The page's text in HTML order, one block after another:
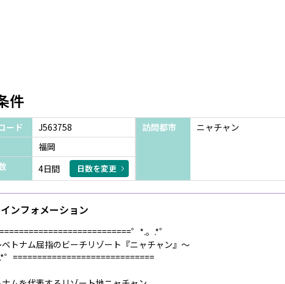
件
ード
J563758
福岡
4日間 日数を変更
訪問都市 ニャチャン
インフォメーション
゜*.。.*゜
トナム屈指のビーチリゾート『ニャチャン』～
゜=============================